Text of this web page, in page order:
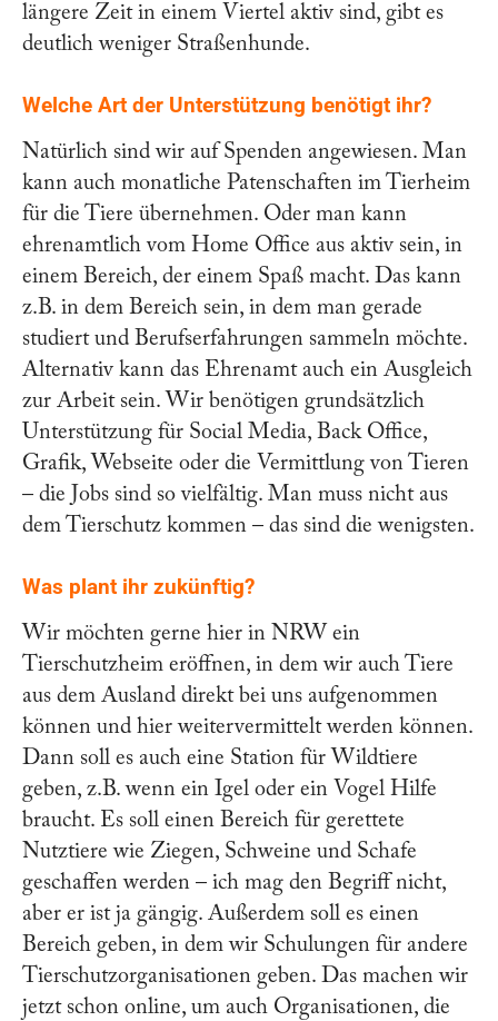
längere Zeit in einem Viertel aktiv sind, gibt es
deutlich weniger Straßenhunde.
Welche Art der Unterstützung benötigt ihr?
Natürlich sind wir auf Spenden angewiesen. Man
kann auch monatliche Patenschaften im Tierheim
für die Tiere übernehmen. Oder man kann
ehrenamtlich vom Home Office aus aktiv sein, in
einem Bereich, der einem Spaß macht. Das kann
z.B. in dem Bereich sein, in dem man gerade
studiert und Berufserfahrungen sammeln möchte.
Alternativ kann das Ehrenamt auch ein Ausgleich
zur Arbeit sein. Wir benötigen grundsätzlich
Unterstützung für Social Media, Back Office,
Grafik, Webseite oder die Vermittlung von Tieren
– die Jobs sind so vielfältig. Man muss nicht aus
dem Tierschutz kommen – das sind die wenigsten.
Was plant ihr zukünftig?
Wir möchten gerne hier in NRW ein
Tierschutzheim eröffnen, in dem wir auch Tiere
aus dem Ausland direkt bei uns aufgenommen
können und hier weitervermittelt werden können.
Dann soll es auch eine Station für Wildtiere
geben, z.B. wenn ein Igel oder ein Vogel Hilfe
braucht. Es soll einen Bereich für gerettete
Nutztiere wie Ziegen, Schweine und Schafe
geschaffen werden – ich mag den Begriff nicht,
aber er ist ja gängig. Außerdem soll es einen
Bereich geben, in dem wir Schulungen für andere
Tierschutzorganisationen geben. Das machen wir
jetzt schon online, um auch Organisationen, die